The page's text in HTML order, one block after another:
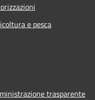
e pesca
trasparente